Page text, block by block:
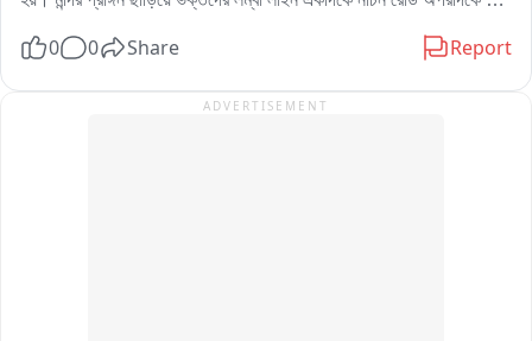
বৃহস্পতিবার মায়ের বিশেষ পূজো পাঠ মায়ের ভোগ নিবেদন হয় এবং ভক্তদের খিচুড়ি
0 0 Share Report
ADVERTISEMENT